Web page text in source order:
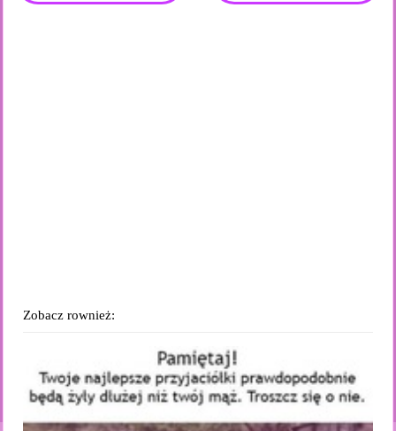
Zobacz rownież: